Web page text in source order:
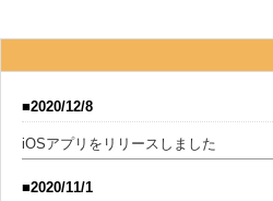
2020/12/8
iOSアプリをリリースしました
2020/11/1